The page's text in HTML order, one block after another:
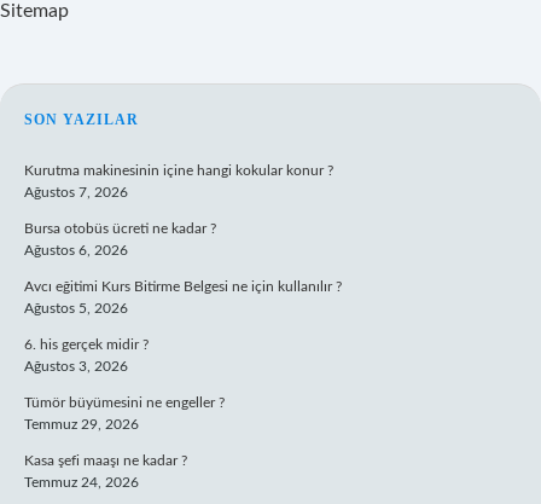
Sitemap
SIDEBAR
SON YAZILAR
Kurutma makinesinin içine hangi kokular konur ?
Ağustos 7, 2026
Bursa otobüs ücreti ne kadar ?
Ağustos 6, 2026
Avcı eğitimi Kurs Bitirme Belgesi ne için kullanılır ?
Ağustos 5, 2026
6. his gerçek midir ?
Ağustos 3, 2026
Tümör büyümesini ne engeller ?
Temmuz 29, 2026
Kasa şefi maaşı ne kadar ?
Temmuz 24, 2026